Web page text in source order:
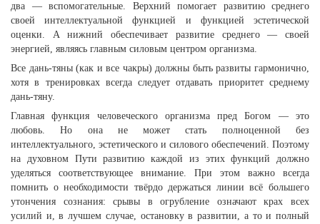
два — вспомогательные. Верхний помогает развитию среднего
своей интеллектуальной функцией и функцией эстетической
оценки. А нижний обеспечивает развитие среднего — своей
энергией, являясь главным силовым центром организма.
Все дань-тяны (как и все чакры) должны быть развиты гармонично,
хотя в тренировках всегда следует отдавать приоритет среднему
дань-тяну.
Главная функция человеческого организма пред Богом — это
любовь. Но она не может стать полноценной без
интеллектуального, эстетического и силового обеспечений. Поэтому
на духовном Пути развитию каждой из этих функций должно
уделяться соответствующее внимание. При этом важно всегда
помнить о необходимости твёрдо держаться линии всё большего
утончения сознания: срывы в огрубление означают крах всех
усилий и, в лучшем случае, остановку в развитии, а то и полный